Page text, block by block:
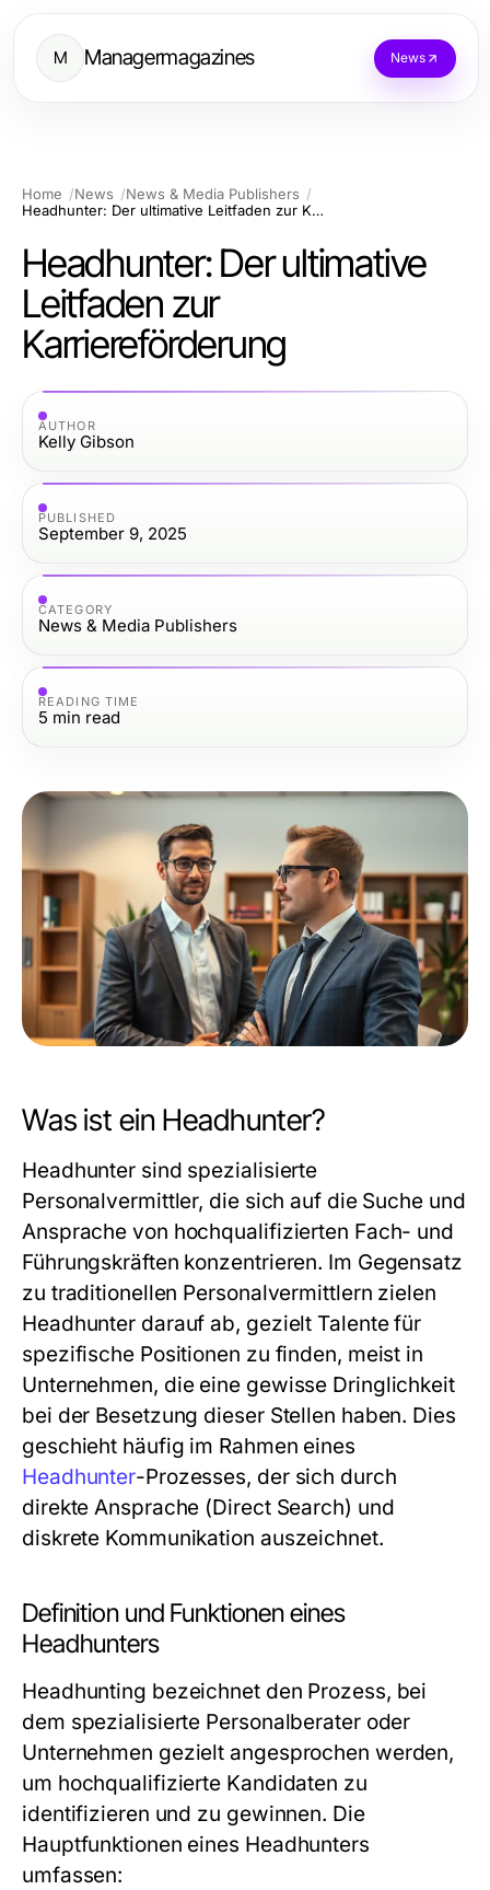
M Managermagazines News
Home News
News & Media Publishers
Headhunter: Der ultimative Leitfaden zur Karriereförderung
Headhunter: Der ultimative
Leitfaden zur
Karriereförderung
AUTHOR
Kelly Gibson
PUBLISHED
September 9, 2025
CATEGORY
News & Media Publishers
READING TIME
5 min read
Was ist ein Headhunter?
Headhunter sind spezialisierte
Personalvermittler, die sich auf die Suche und
Ansprache von hochqualifizierten Fach- und
Führungskräften konzentrieren. Im Gegensatz
zu traditionellen Personalvermittlern zielen
Headhunter darauf ab, gezielt Talente für
spezifische Positionen zu finden, meist in
Unternehmen, die eine gewisse Dringlichkeit
bei der Besetzung dieser Stellen haben. Dies
geschieht häufig im Rahmen eines
Headhunter-Prozesses, der sich durch
direkte Ansprache (Direct Search) und
diskrete Kommunikation auszeichnet.
Definition und Funktionen eines
Headhunters
Headhunting bezeichnet den Prozess, bei
dem spezialisierte Personalberater oder
Unternehmen gezielt angesprochen werden,
um hochqualifizierte Kandidaten zu
identifizieren und zu gewinnen. Die
Hauptfunktionen eines Headhunters
umfassen: